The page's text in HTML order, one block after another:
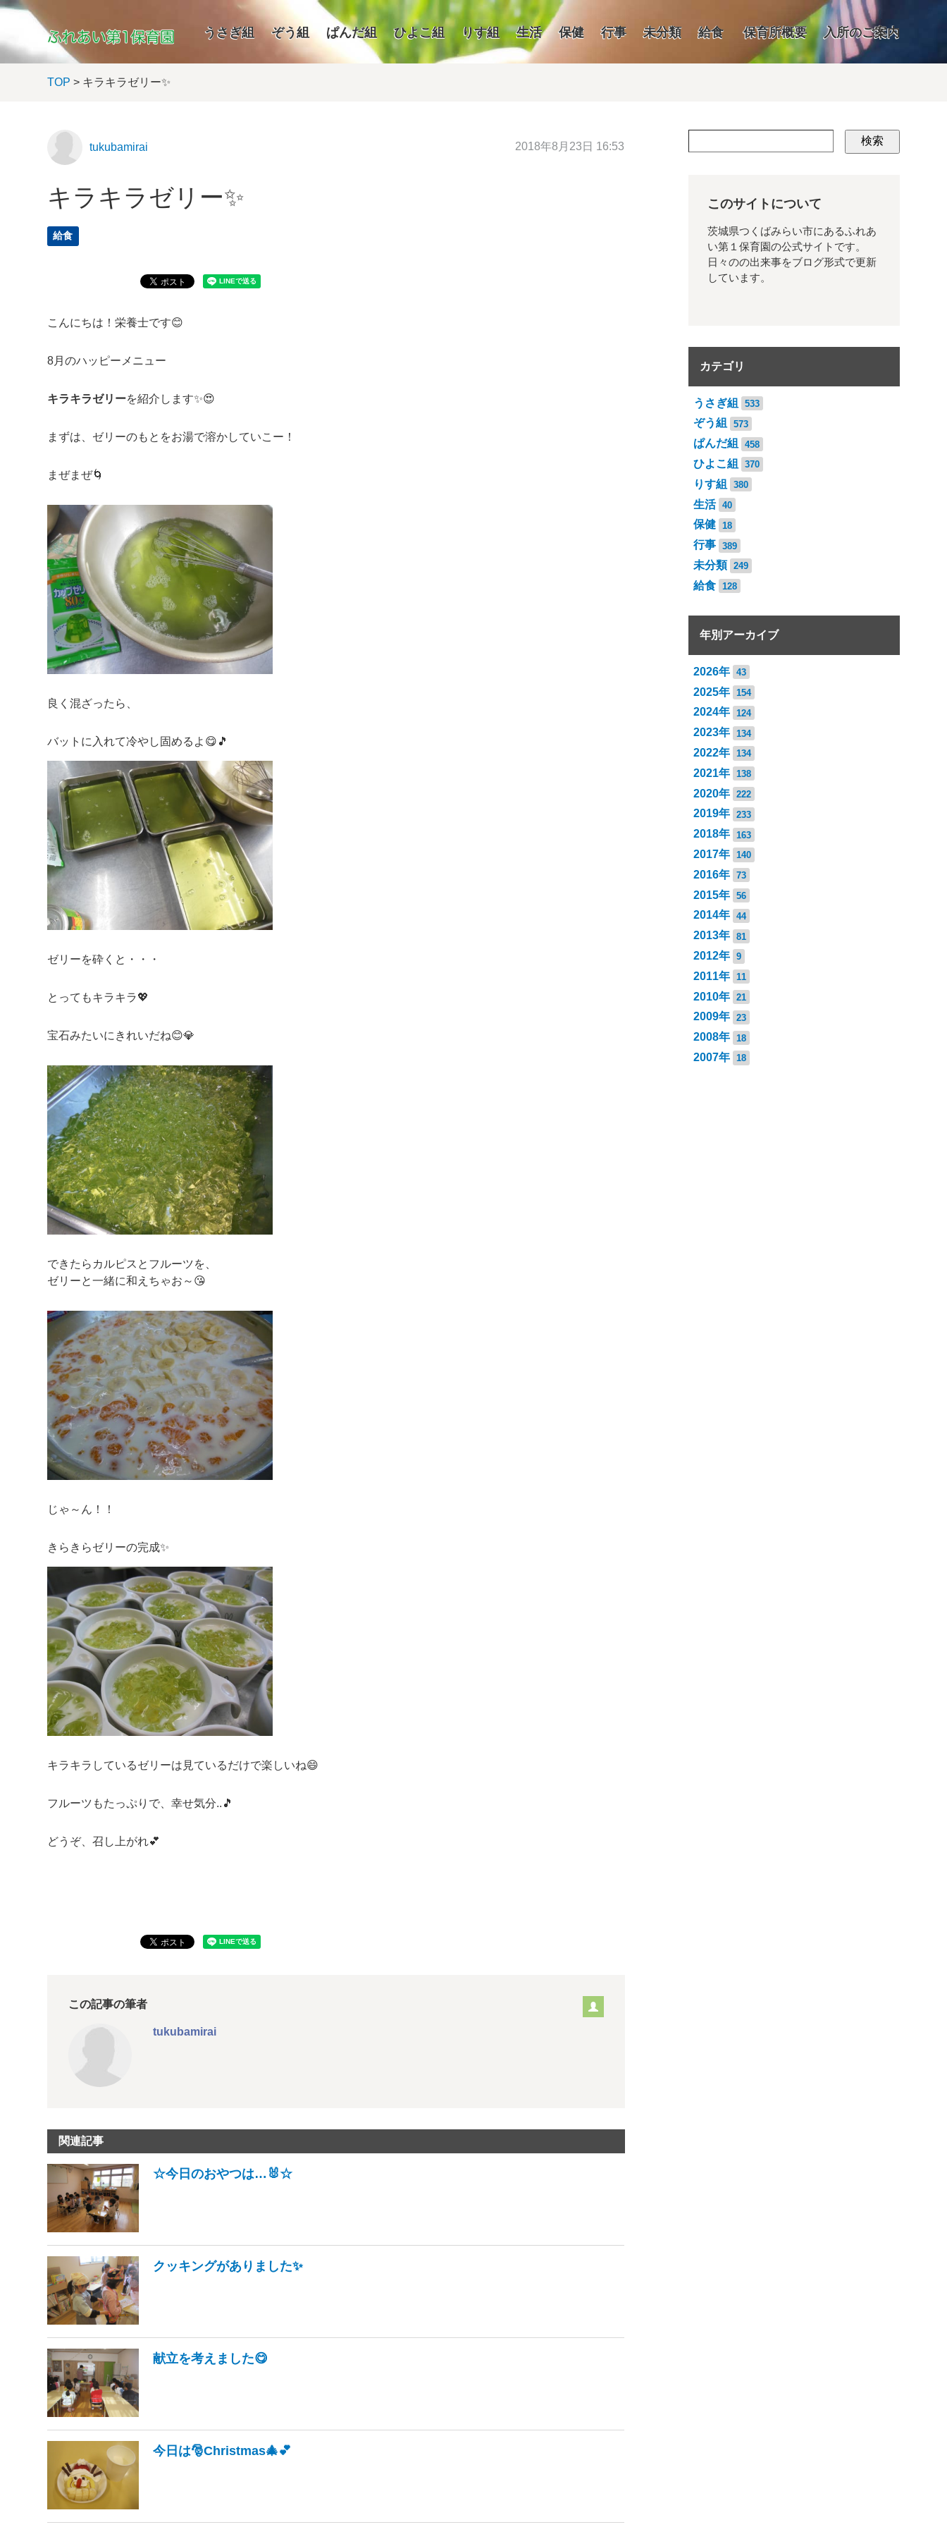
うさぎ組 ぞう組 ぱんだ組 ひよこ組 りす組 生活 保健 行事 未分類 給食 保育所概要 入所のご案内
TOP > キラキラゼリー✨
tukubamirai 2018年8月23日 16:53
キラキラゼリー✨
給食
こんにちは！栄養士です😊
8月のハッピーメニュー
キラキラゼリーを紹介します✨😍
まずは、ゼリーのもとをお湯で溶かしていこー！
まぜまぜ🌀
良く混ざったら、
バットに入れて冷やし固めるよ😋🎵
ゼリーを砕くと・・・
とってもキラキラ💖
宝石みたいにきれいだね😊💎
できたらカルピスとフルーツを、
ゼリーと一緒に和えちゃお～😘
じゃ～ん！！
きらきらゼリーの完成✨
キラキラしているゼリーは見ているだけで楽しいね😄
フルーツもたっぷりで、幸せ気分..🎵
どうぞ、召し上がれ💕
この記事の筆者
tukubamirai
関連記事
☆今日のおやつは…🐰☆
クッキングがありました✨
献立を考えました😋
今日は🎅Christmas🎄💕
検索
このサイトについて
茨城県つくばみらい市にあるふれあ
い第１保育園の公式サイトです。
日々のの出来事をブログ形式で更新
しています。
カテゴリ
うさぎ組 533
ぞう組 573
ぱんだ組 458
ひよこ組 370
りす組 380
生活 40
保健 18
行事 389
未分類 249
給食 128
年別アーカイブ
2026年 43
2025年 154
2024年 124
2023年 134
2022年 134
2021年 138
2020年 222
2019年 233
2018年 163
2017年 140
2016年 73
2015年 56
2014年 44
2013年 81
2012年 9
2011年 11
2010年 21
2009年 23
2008年 18
2007年 18